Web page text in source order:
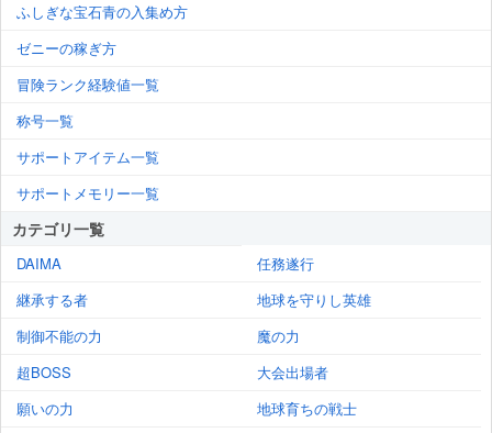
ふしぎな宝石青の入集め方
ゼニーの稼ぎ方
冒険ランク経験値一覧
称号一覧
サポートアイテム一覧
サポートメモリー一覧
カテゴリ一覧
DAIMA
任務遂行
継承する者
地球を守りし英雄
制御不能の力
魔の力
超BOSS
大会出場者
願いの力
地球育ちの戦士